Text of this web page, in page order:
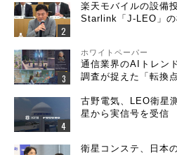
楽天モバイルの設備
Starlink「J-LEO」の
ホワイトペーパー
通信業界のAIトレン
調査が捉えた「転換点
古野電気、LEO衛星
星から実信号を受信
衛星コンステ、日本